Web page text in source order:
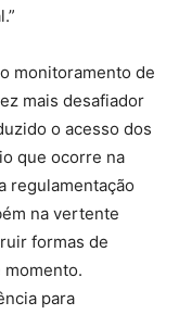
monitoramento de
mais desafiador
o acesso dos
que ocorre na
regulamentação
na vertente
formas de
para